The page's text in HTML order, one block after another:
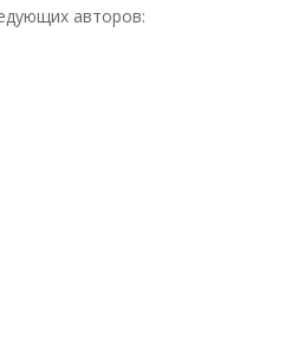
авторов: